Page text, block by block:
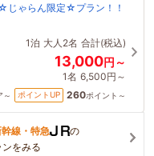
じゃらん限定☆プラン！！
1泊 大人2名 合計(税込)
13,000円～
1名 6,500円～
～ ポイントUP 260ポイント～
線・特急
の
をみる